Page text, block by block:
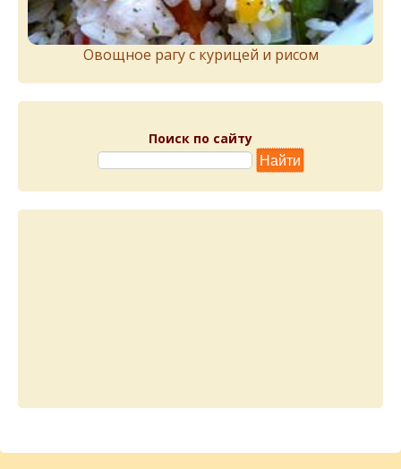
Овощное рагу с курицей и рисом
Поиск по сайту